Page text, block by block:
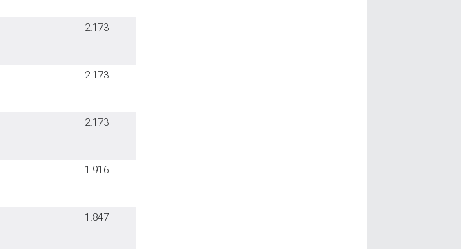
2.173
2.173
2.173
1.916
1.847